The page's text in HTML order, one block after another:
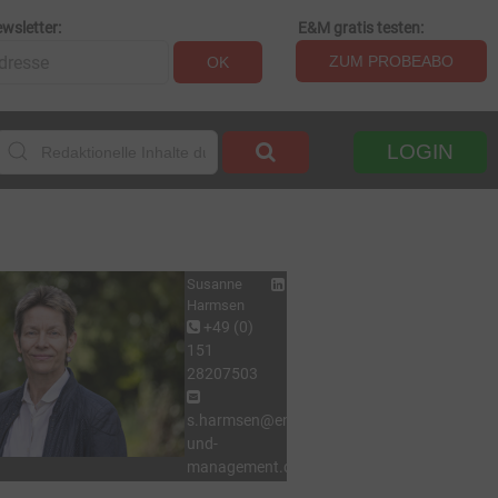
OK
E&M gratis testen:
ZUM PROBEABO
LOGIN
Susanne
Harmsen
+49 (0)
151
28207503
s.harmsen@energie-
und-
management.de